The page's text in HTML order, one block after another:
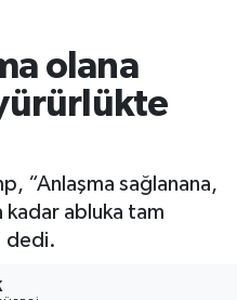
olana
“Anlaşma sağlanana,
kadar abluka tam
dedi.
ve Fikstür